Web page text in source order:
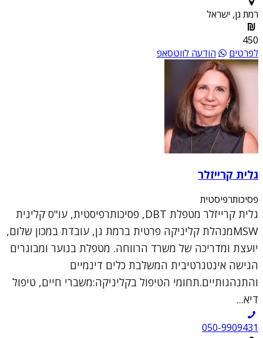
רמת גן, ישראל
450
לפרטים
הודעה לווטסאפ
גלית קרייזלר
פסיכותרפיסטית
גלית קרייזלר מטפלת DBT, פסיכותרפיסטית, עו"ס קלינית
MSWמנהלת קליניקה פרטית ברמת גן, עובדת במכון שלום,
יועצת ומדריכה של משרד הרווחה. מטפלת בנוער ומבוגרים
הגישה אינטגרטיבית המשלבת כלים דינמיים
והתנהגותיים.תחומי הטיפול בקליניקה:משברי חיים, טיפול
דיא...
050-9909431